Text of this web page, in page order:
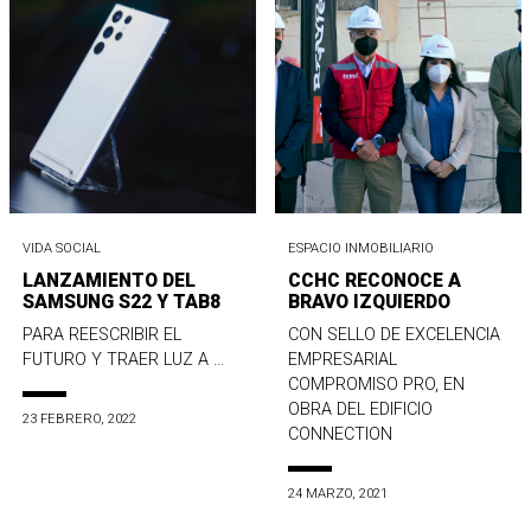
VIDA SOCIAL
LANZAMIENTO DEL
SAMSUNG S22 Y TAB8
PARA REESCRIBIR EL
FUTURO Y TRAER LUZ A ...
23 FEBRERO, 2022
ESPACIO INMOBILIARIO
CCHC RECONOCE A
BRAVO IZQUIERDO
CON SELLO DE EXCELENCIA
EMPRESARIAL
COMPROMISO PRO, EN
OBRA DEL EDIFICIO
CONNECTION
24 MARZO, 2021